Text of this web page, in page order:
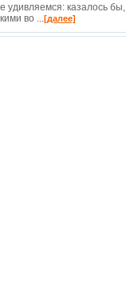
удивляемся: казалось бы,
во ...[далее]